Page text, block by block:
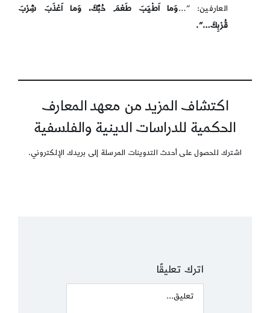
العارفين: “…وَما اَطْيَبَ طَعْمَ حُبِّكَ، وَما اَعْذَبَ شِرْبَ
قُرْبِكَ…”.
اكتشاف المزيد من معهد المعارف
الحكمية للدراسات الدينية والفلسفية
اشترك للحصول على أحدث التدوينات المرسلة إلى بريدك الإلكتروني.
اترك تعليقًا
Comment